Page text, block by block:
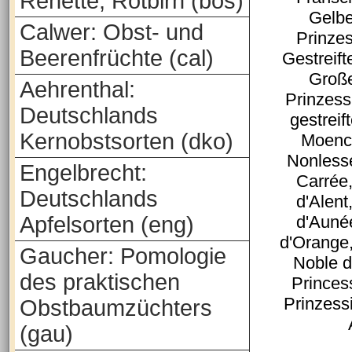
Calwer: Obst- und
Beerenfrüchte (cal)
Aehrenthal:
Deutschlands
Kernobstsorten (dko)
Engelbrecht:
Deutschlands
Apfelsorten (eng)
Gaucher: Pomologie
des praktischen
Obstbaumzüchters
(gau)
Noble